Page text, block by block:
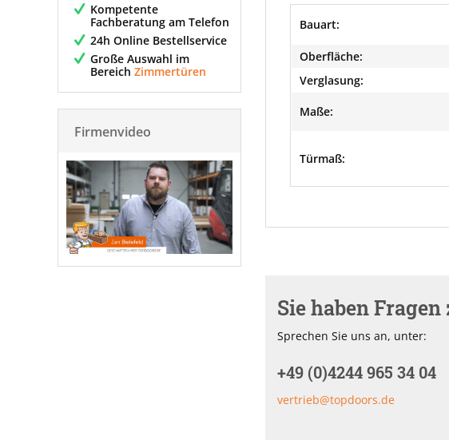
Kompetente
Fachberatung am Telefon
24h Online Bestellservice
Große Auswahl im
Bereich Zimmertüren
Firmenvideo
Bauart:
Oberfläche:
Verglasung:
Maße:
Türmaß:
Sie haben
Sprechen Sie uns an, unter:
+49 (0)4244 965 34 04
vertrieb@topdoors.de